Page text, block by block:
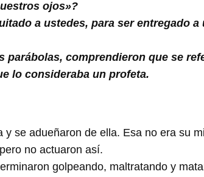
ojos»?
a ustedes, para ser entregado
comprendieron que se
lo consideraba un profeta.
se adueñaron de ella. Esa no era su
no actuaron así.
golpeando, maltratando y